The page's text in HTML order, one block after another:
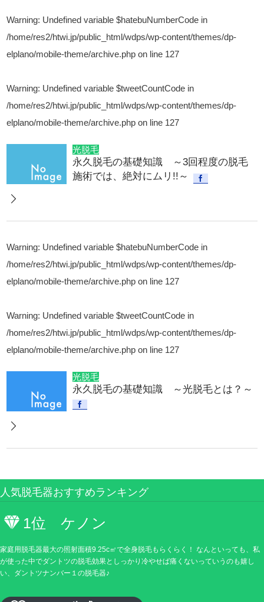
Warning: Undefined variable $hatebuNumberCode in
/home/res2/htwi.jp/public_html/wdps/wp-content/themes/dp-
elplano/mobile-theme/archive.php on line 127
Warning: Undefined variable $tweetCountCode in
/home/res2/htwi.jp/public_html/wdps/wp-content/themes/dp-
elplano/mobile-theme/archive.php on line 127
光脱毛
永久脱毛の基礎知識 ～3回程度の脱毛
施術では、絶対にムリ!!～
Warning: Undefined variable $hatebuNumberCode in
/home/res2/htwi.jp/public_html/wdps/wp-content/themes/dp-
elplano/mobile-theme/archive.php on line 127
Warning: Undefined variable $tweetCountCode in
/home/res2/htwi.jp/public_html/wdps/wp-content/themes/dp-
elplano/mobile-theme/archive.php on line 127
光脱毛
永久脱毛の基礎知識 ～光脱毛とは？～
人気脱毛器おすすめランキング
1位 ケノン
家庭用脱毛器最大の照射面積9.25c㎡で全身脱毛もらくらく！ なんといっても、私
が使った中でダントツの脱毛効果としっかり冷やせば痛くないっていうのも嬉し
い、ダントツナンバー１の脱毛器♪